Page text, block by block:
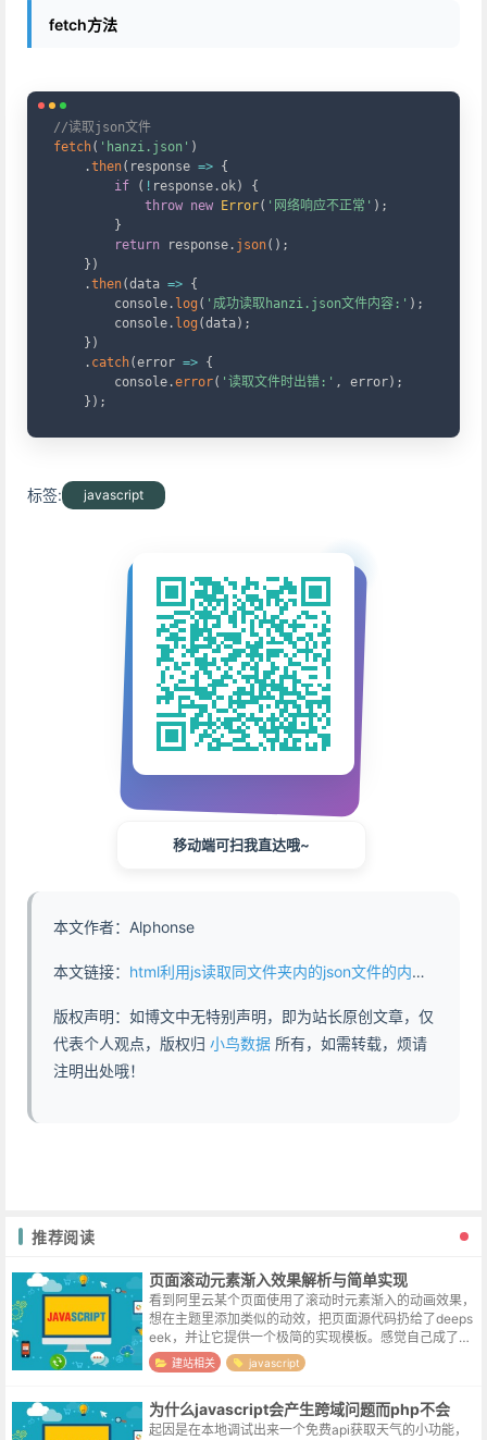
fetch方法
//读取json文件
fetch( 'hanzi.json' )
.then( response => {
if
( ! response .ok)
{
throw new Error( '网络响应不正常' ) ;
}
return response . json( ) ;
} )
.then(data => {
        console
. log ( '成功读取hanzi.json文件内容:' ) ;
        console
. log (data) ;
} )
. catch(error => {
        console
.error( '读取文件时出错:' , error) ;
} ) ;
标签: javascript
移动端可扫我直达哦~
本文作者：Alphonse
本文链接： html利用js读取同文件夹内的json文件的内容 - https://www.abddb.com/html_get_the_json_info.html
版权声明：如博文中无特别声明，即为站长原创文章，仅
代表个人观点，版权归 小鸟数据 所有，如需转载，烦请
注明出处哦！
推荐阅读
页面滚动元素渐入效果解析与简单实现
看到阿里云某个页面使用了滚动时元素渐入的动画效果，
想在主题里添加类似的动效，把页面源代码扔给了deeps
eek，并让它提供一个极简的实现模板。感觉自己成了一
个可有可无的中间商。实现原理分析Intersection Observ
er A...
建站相关 javascript
为什么javascript会产生跨域问题而php不会
起因是在本地调试出来一个免费api获取天气的小功能，